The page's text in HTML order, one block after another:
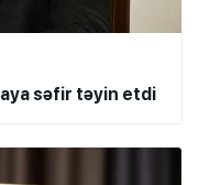
səfir təyin etdi